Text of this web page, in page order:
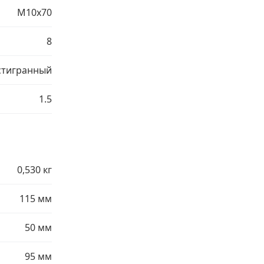
М10х70
8
1.5
0,530 кг
115 мм
50 мм
95 мм